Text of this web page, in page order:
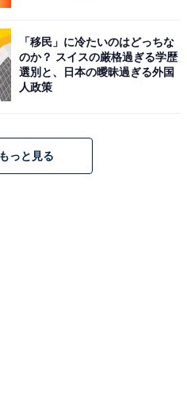
「移民」に冷たいのはどっちな
のか？ スイスの厳格過ぎる学歴
選別と、日本の曖昧過ぎる外国
人政策
っと見る